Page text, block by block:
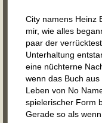
City namens Heinz
mir, wie alles
paar der
Unterhaltung
eine nüchterne
wenn das Buch
Leben von No
spielerischer Form
Gerade so als